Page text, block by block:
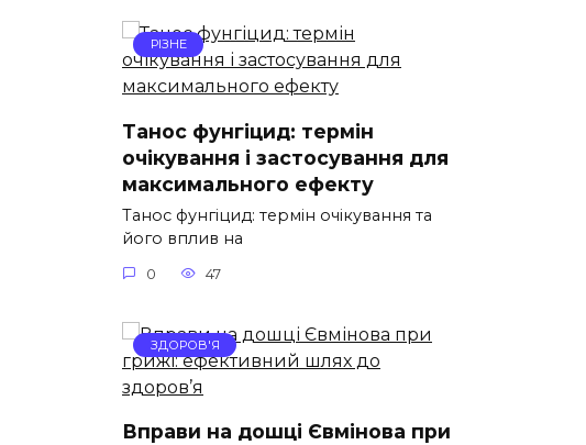
РІЗНЕ
Танос фунгіцид: термін
очікування і застосування для
максимального ефекту
Танос фунгіцид: термін очікування та
його вплив на
0 47
ЗДОРОВ'Я
Вправи на дошці Євмінова при